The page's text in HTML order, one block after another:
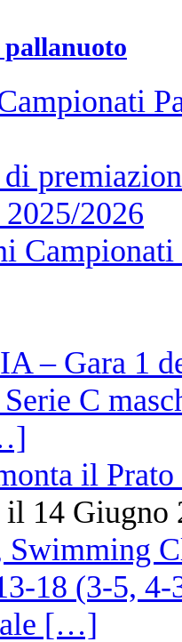
2026
il Prato
14 Giugno